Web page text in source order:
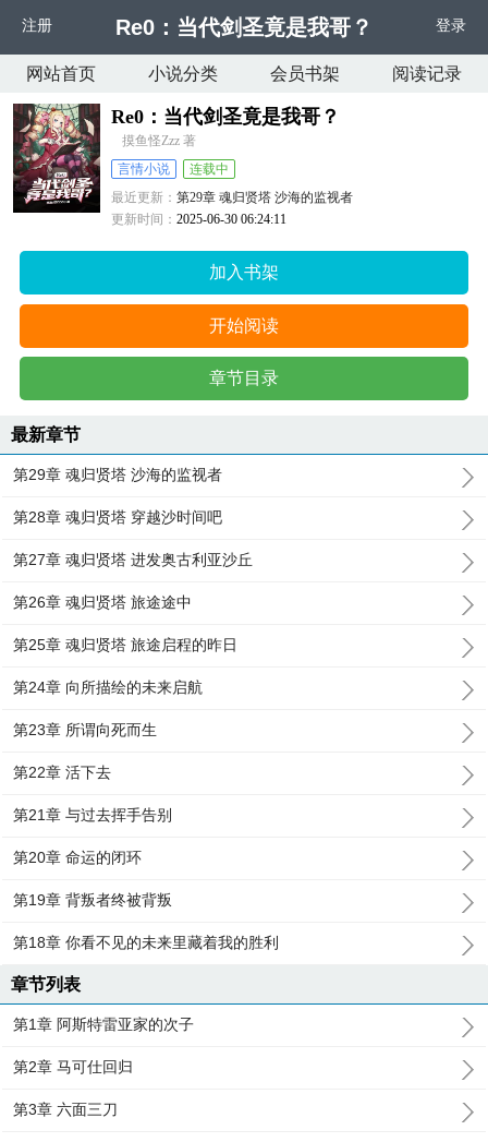
注册 Re0：当代剑圣竟是我哥？ 登录
网站首页 小说分类 会员书架 阅读记录
Re0：当代剑圣竟是我哥？
摸鱼怪Zzz 著
言情小说
连载中
最近更新：第29章 魂归贤塔 沙海的监视者
更新时间：2025-06-30 06:24:11
加入书架
开始阅读
章节目录
最新章节
第29章 魂归贤塔 沙海的监视者
第28章 魂归贤塔 穿越沙时间吧
第27章 魂归贤塔 进发奥古利亚沙丘
第26章 魂归贤塔 旅途途中
第25章 魂归贤塔 旅途启程的昨日
第24章 向所描绘的未来启航
第23章 所谓向死而生
第22章 活下去
第21章 与过去挥手告别
第20章 命运的闭环
第19章 背叛者终被背叛
第18章 你看不见的未来里藏着我的胜利
章节列表
第1章 阿斯特雷亚家的次子
第2章 马可仕回归
第3章 六面三刀